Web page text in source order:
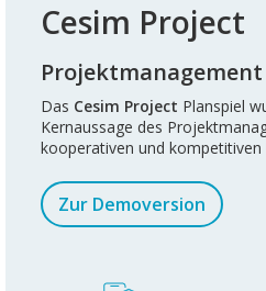
Cesim Project
Das Cesim Project Planspiel
Kernaussage des
kooperativen und
Zur Demoversion